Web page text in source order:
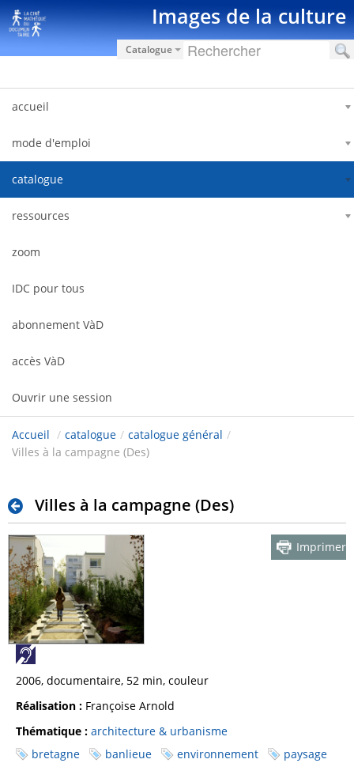
Saut au contenu Images de la culture
Catalogue
accueil
mode d'emploi
catalogue
ressources
zoom
IDC pour tous
abonnement VàD
accès VàD
Ouvrir une session
Accueil / catalogue / catalogue général /
Villes à la campagne (Des)
Villes à la campagne (Des)
Imprimer
2006, documentaire, 52 min, couleur
Réalisation : Françoise Arnold
Thématique : architecture & urbanisme
bretagne
banlieue environnement
paysage